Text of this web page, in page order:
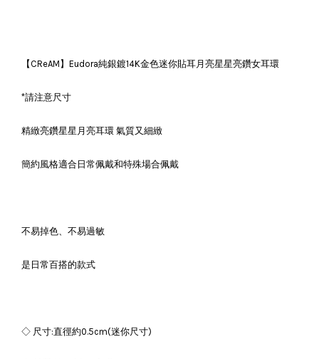
【CReAM】Eudora純銀鍍14K金色迷你貼耳月亮星星亮鑽女耳環
*請注意尺寸
精緻亮鑽星星月亮耳環 氣質又細緻
簡約風格適合日常佩戴和特殊場合佩戴
不易掉色、不易過敏
是日常百搭的款式
◇ 尺寸:直徑約0.5cm(迷你尺寸)